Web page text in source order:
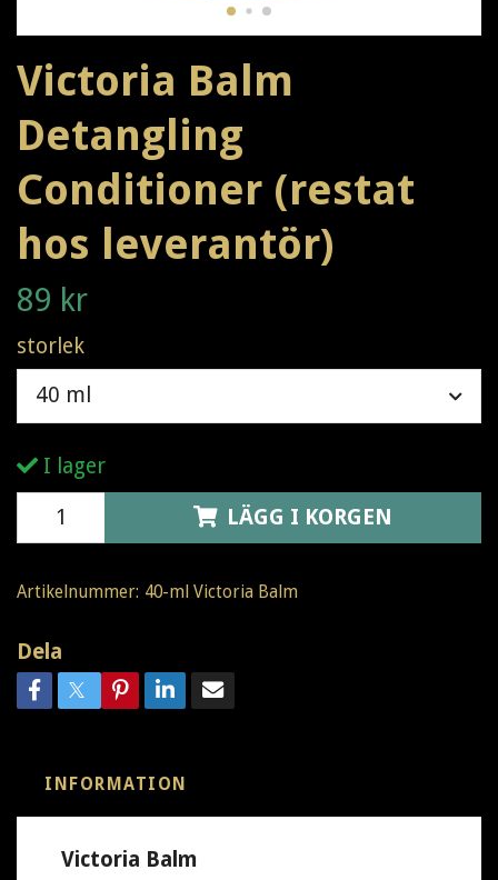
Victoria Balm
Detangling
Conditioner (restat
hos leverantör)
89 kr
storlek
40 ml
I lager
LÄGG I KORGEN
Artikelnummer: 40-ml Victoria Balm
Dela
INFORMATION
Victoria Balm